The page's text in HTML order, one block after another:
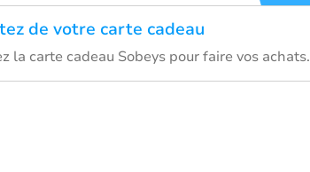
de votre carte cadeau
la carte cadeau Sobeys pour faire vos achats.